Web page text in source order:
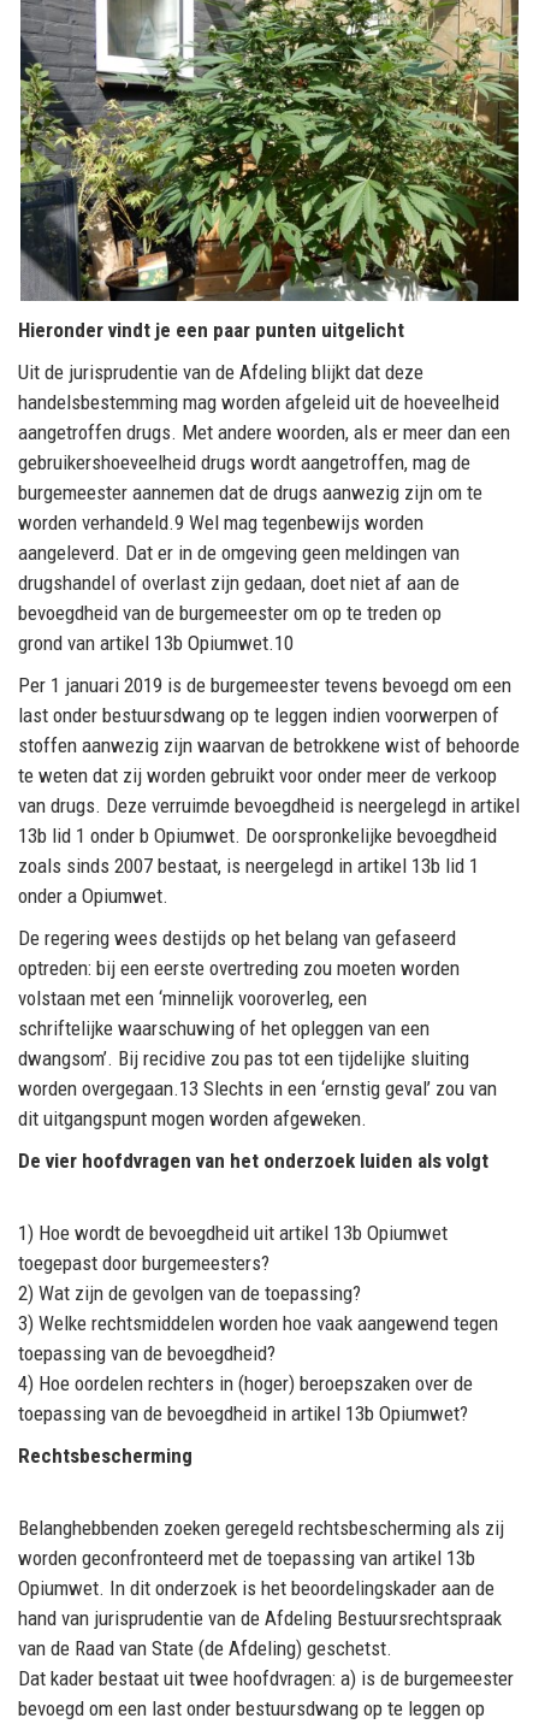
Hieronder vindt je een paar punten uitgelicht
Uit de jurisprudentie van de Afdeling blijkt dat deze
handelsbestemming mag worden afgeleid uit de hoeveelheid
aangetroffen drugs. Met andere woorden, als er meer dan een
gebruikershoeveelheid drugs wordt aangetroffen, mag de
burgemeester aannemen dat de drugs aanwezig zijn om te
worden verhandeld.9 Wel mag tegenbewijs worden
aangeleverd. Dat er in de omgeving geen meldingen van
drugshandel of overlast zijn gedaan, doet niet af aan de
bevoegdheid van de burgemeester om op te treden op
grond van artikel 13b Opiumwet.10
Per 1 januari 2019 is de burgemeester tevens bevoegd om een
last onder bestuursdwang op te leggen indien voorwerpen of
stoffen aanwezig zijn waarvan de betrokkene wist of behoorde
te weten dat zij worden gebruikt voor onder meer de verkoop
van drugs. Deze verruimde bevoegdheid is neergelegd in artikel
13b lid 1 onder b Opiumwet. De oorspronkelijke bevoegdheid
zoals sinds 2007 bestaat, is neergelegd in artikel 13b lid 1
onder a Opiumwet.
De regering wees destijds op het belang van gefaseerd
optreden: bij een eerste overtreding zou moeten worden
volstaan met een ‘minnelijk vooroverleg, een
schriftelijke waarschuwing of het opleggen van een
dwangsom’. Bij recidive zou pas tot een tijdelijke sluiting
worden overgegaan.13 Slechts in een ‘ernstig geval’ zou van
dit uitgangspunt mogen worden afgeweken.
De vier hoofdvragen van het onderzoek luiden als volgt
1) Hoe wordt de bevoegdheid uit artikel 13b Opiumwet
toegepast door burgemeesters?
2) Wat zijn de gevolgen van de toepassing?
3) Welke rechtsmiddelen worden hoe vaak aangewend tegen
toepassing van de bevoegdheid?
4) Hoe oordelen rechters in (hoger) beroepszaken over de
toepassing van de bevoegdheid in artikel 13b Opiumwet?
Rechtsbescherming
Belanghebbenden zoeken geregeld rechtsbescherming als zij
worden geconfronteerd met de toepassing van artikel 13b
Opiumwet. In dit onderzoek is het beoordelingskader aan de
hand van jurisprudentie van de Afdeling Bestuursrechtspraak
van de Raad van State (de Afdeling) geschetst.
Dat kader bestaat uit twee hoofdvragen: a) is de burgemeester
bevoegd om een last onder bestuursdwang op te leggen op